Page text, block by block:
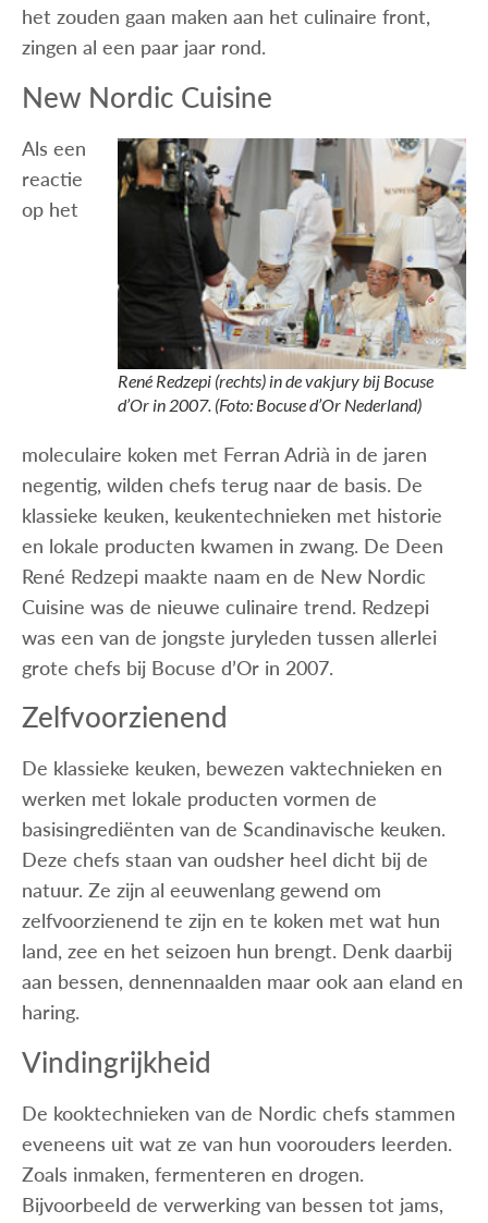
het zouden gaan maken aan het culinaire front,
zingen al een paar jaar rond.
New Nordic Cuisine
René Redzepi (rechts) in de vakjury bij Bocuse
d’Or in 2007. (Foto: Bocuse d’Or Nederland)
Als een
reactie
op het
moleculaire koken met Ferran Adrià in de jaren
negentig, wilden chefs terug naar de basis. De
klassieke keuken, keukentechnieken met historie
en lokale producten kwamen in zwang. De Deen
René Redzepi maakte naam en de New Nordic
Cuisine was de nieuwe culinaire trend. Redzepi
was een van de jongste juryleden tussen allerlei
grote chefs bij Bocuse d’Or in 2007.
Zelfvoorzienend
De klassieke keuken, bewezen vaktechnieken en
werken met lokale producten vormen de
basisingrediënten van de Scandinavische keuken.
Deze chefs staan van oudsher heel dicht bij de
natuur. Ze zijn al eeuwenlang gewend om
zelfvoorzienend te zijn en te koken met wat hun
land, zee en het seizoen hun brengt. Denk daarbij
aan bessen, dennennaalden maar ook aan eland en
haring.
Vindingrijkheid
De kooktechnieken van de Nordic chefs stammen
eveneens uit wat ze van hun voorouders leerden.
Zoals inmaken, fermenteren en drogen.
Bijvoorbeeld de verwerking van bessen tot jams,